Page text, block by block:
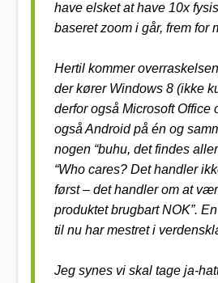
have elsket at have 10x
baseret zoom i går, frem for
Hertil kommer
der kører Windows 8 (ikke
derfor også Microsoft Office
også Android på én og
nogen “buhu, det findes
“Who cares? Det handler
først – det handler om at
produktet brugbart NOK”.
til nu har mestret i
Jeg synes vi skal tage ja-